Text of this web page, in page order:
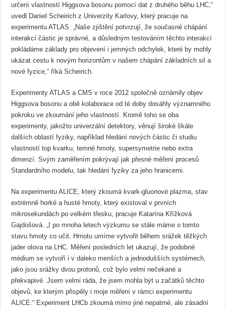
určení vlastností Higgsova bosonu pomocí dat z druhého běhu LHC,“
uvedl Daniel Scheirich z Univerzity Karlovy, který pracuje na
experimentu ATLAS. „Naše zjištění potvrzují, že současné chápání
interakcí částic je správné, a důsledným testováním těchto interakcí
pokládáme základy pro objevení i jemných odchylek, které by mohly
ukázat cestu k novým horizontům v našem chápání základních sil a
nové fyzice,“ říká Scheirich.
Experimenty ATLAS a CMS v roce 2012 společně oznámily objev
Higgsova bosonu a obě kolaborace od té doby dosáhly významného
pokroku ve zkoumání jeho vlastností. Kromě toho se oba
experimenty, jakožto univerzální detektory, věnují široké škále
dalších oblastí fyziky, například hledání nových částic či studiu
vlastností top kvarku, temné hmoty, supersymetrie nebo extra
dimenzí. Svým zaměřením pokrývají jak přesné měření procesů
Standardního modelu, tak hledání fyziky za jeho hranicemi.
Na experimentu ALICE, který zkoumá kvark-gluonové plazma, stav
extrémně horké a husté hmoty, který existoval v prvních
mikrosekundách po velkém třesku, pracuje Katarína Křížková
Gajdošová. „I po mnoha letech výzkumu se stále máme o tomto
stavu hmoty co učit. Hmotu umíme vytvořit během srážek těžkých
jader olova na LHC. Měření posledních let ukazují, že podobné
médium se vytvoří i v daleko menších a jednodušších systémech,
jako jsou srážky dvou protonů, což bylo velmi nečekané a
překvapivé. Jsem velmi ráda, že jsem mohla být u začátků těchto
objevů, ke kterým přispěly i moje měření v rámci experimentu
ALICE.“ Experiment LHCb zkoumá mimo jiné nepatrné, ale zásadní